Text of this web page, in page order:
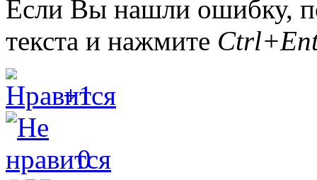
Если Вы нашли ошибку,
текста и нажмите
+1
0